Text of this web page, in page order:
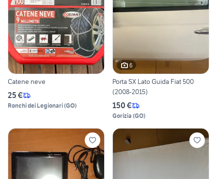
Catene neve
25 €
Ronchi dei Legionari(GO)
6
Porta SX Lato Guida Fiat 500
(2008-2015)
150 €
Gorizia (GO)